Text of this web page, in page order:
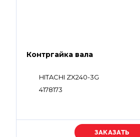
Контргайка вала
HITACHI ZX240-3G
4178173
Уточняйте цену